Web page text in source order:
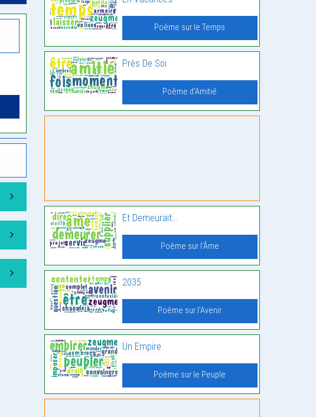
Poème sur le Temps
Près De Soi
Poème d'Amitié
Et Demeurait…
Poème sur l'Âme
2035
Poème sur l'Avenir
Un Empire
Poème sur le Peuple